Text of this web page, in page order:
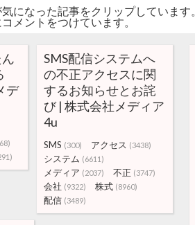
になった記事をクリップしていま
メントをつけています。
デ
SMS配信システムへ
の不正アクセスに関
するお知らせとお詫
び | 株式会社メディア
4u
SMS (300) アクセス (3438)
システム (6611)
メディア (2037) 不正 (3747)
会社 (9322) 株式 (8960)
配信 (3489)